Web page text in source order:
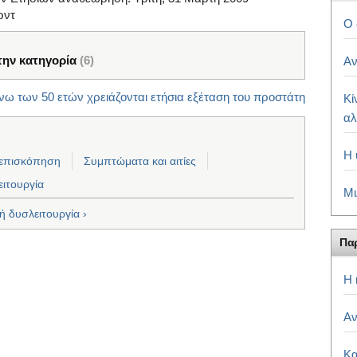
κατηγορία (6)
των 50 ετών χρειάζονται ετήσια εξέταση του προστάτη
Συμπτώματα και αιτίες
δυσλειτουργία ›
Ο
Η
Η